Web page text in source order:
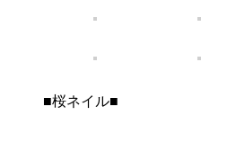
■桜ネイル■